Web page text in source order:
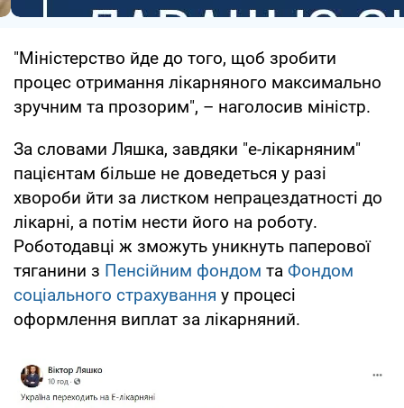
"Міністерство йде до того, щоб зробити
процес отримання лікарняного максимально
зручним та прозорим", – наголосив міністр.
За словами Ляшка, завдяки "е-лікарняним"
пацієнтам більше не доведеться у разі
хвороби йти за листком непрацездатності до
лікарні, а потім нести його на роботу.
Роботодавці ж зможуть уникнуть паперової
тяганини з Пенсійним фондом та Фондом
соціального страхування у процесі
оформлення виплат за лікарняний.